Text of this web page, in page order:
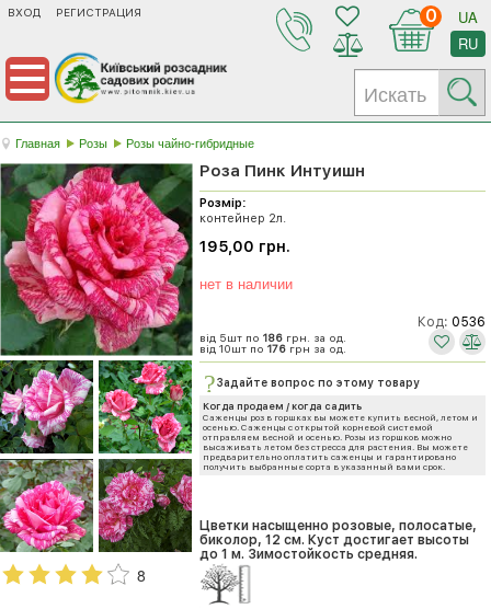
ВХОД РЕГИСТРАЦИЯ
UA
RU
0
Главная Розы Розы чайно-гибридные
8
Роза Пинк Интуишн
195,00 грн.
Розмір:
контейнер 2л.
нет в наличии
Код: 0536
від 5шт по 186 грн. за од.
від 10шт по 176 грн за од.
Задайте вопрос по этому товару
Когда продаем / когда садить
Саженцы роз в горшках вы можете купить весной, летом и
осенью. Саженцы с открытой корневой системой
отправляем весной и осенью. Розы из горшков можно
высаживать летом без стресса для растения. Вы можете
предварительно оплатить саженцы и гарантировано
получить выбранные сорта в указанный вами срок.
Цветки насыщенно розовые, полосатые,
биколор, 12 см. Куст достигает высоты
до 1 м. Зимостойкость средняя.